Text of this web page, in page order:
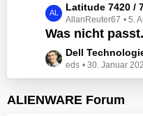
g
e
i
r
ä
g
e
B
i
ä
L
e
t
z
t
e
e
Latitude 7420 /
AllanReuter67 5.
Was nicht
L
e
t
z
Dell Technologies
eds 30. Januar
ALIENWARE Forum